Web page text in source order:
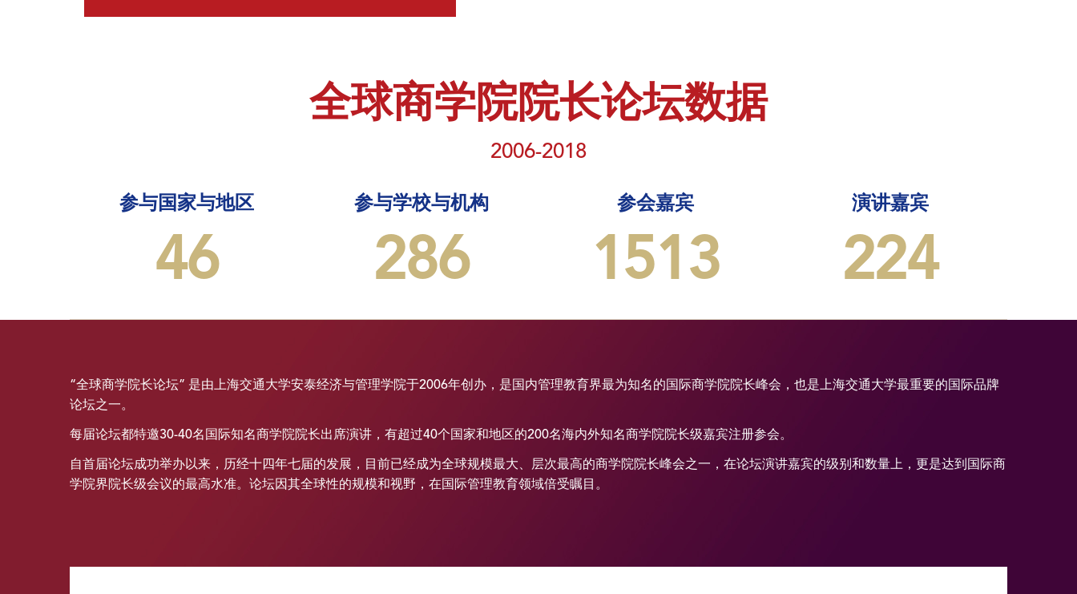
全球商学院院长论坛数据
2006-2018
参与国家与地区
46
参与学校与机构
286
参会嘉宾
1513
演讲嘉宾
224
“全球商学院长论坛” 是由上海交通大学安泰经济与管理学院于2006年创办，是国内管理教育界最为知名的国际商学院院长峰会，也是上海交通大学最重要的国际品牌
论坛之一。
每届论坛都特邀30-40名国际知名商学院院长出席演讲，有超过40个国家和地区的200名海内外知名商学院院长级嘉宾注册参会。
自首届论坛成功举办以来，历经十四年七届的发展，目前已经成为全球规模最大、层次最高的商学院院长峰会之一，在论坛演讲嘉宾的级别和数量上，更是达到国际商
学院界院长级会议的最高水准。论坛因其全球性的规模和视野，在国际管理教育领域倍受瞩目。